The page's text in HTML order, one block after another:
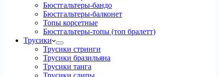
Бюстгальтеры-бандо
Бюстгальтеры-балконет
Топы корсетные
Бюстгальтеры-топы (топ бралетт)
Трусики
Трусики стринги
Трусики бразильяна
Трусики танга
Трусики слипы